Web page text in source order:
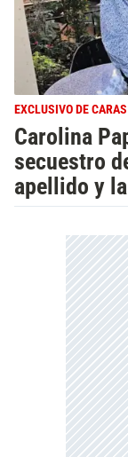
EXCLUSIVO DE CARAS
Carolina
secuestro
apellido y